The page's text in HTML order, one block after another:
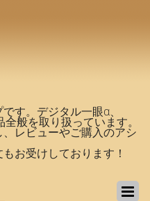
す。デジタル一眼α、
般を取り扱っています。
レビューやご購入のアシ
お受けしております！